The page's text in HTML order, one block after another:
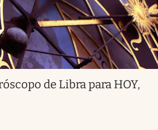
de Libra para HOY,